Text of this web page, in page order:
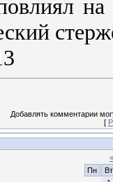
Добавлять комментарии
[
«
Пн
Вт